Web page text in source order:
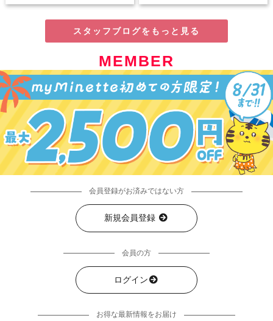
スタッフブログをもっと見る
MEMBER
会員登録がお済みではない方
新規会員登録
会員の方
ログイン
お得な最新情報をお届け